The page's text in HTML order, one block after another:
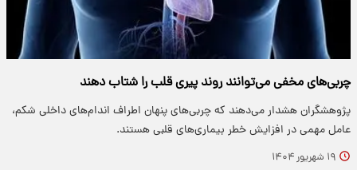
چربی‌های مخفی می‌توانند روند پیری قلب را شتاب دهند
پژوهشگران هشدار می‌دهند که چربی‌های پنهان اطراف اندام‌های داخلی شکم،
عامل مهمی در افزایش خطر بیماری‌های قلبی هستند.
۱۹ شهریور ۱۴۰۴